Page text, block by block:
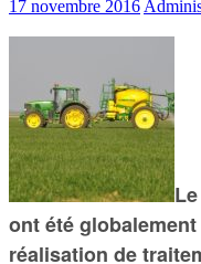
17 novembre 2016
ont été
réalisation de